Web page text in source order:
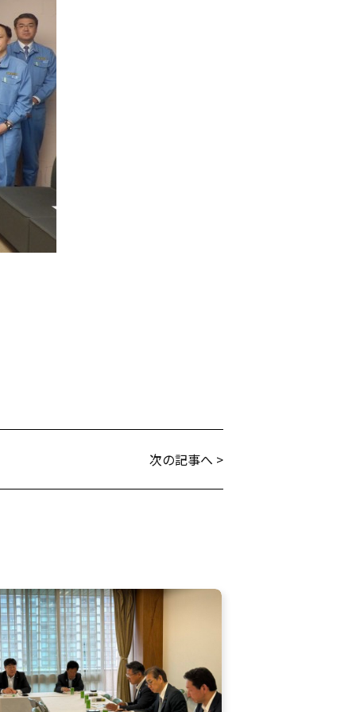
次の記事へ >